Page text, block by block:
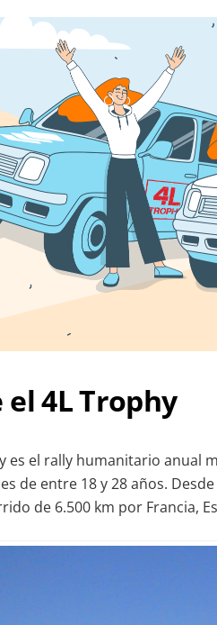
el 4L Trophy
es el rally humanitario anual
de entre 18 y 28 años.
de 6.500 km por Francia,